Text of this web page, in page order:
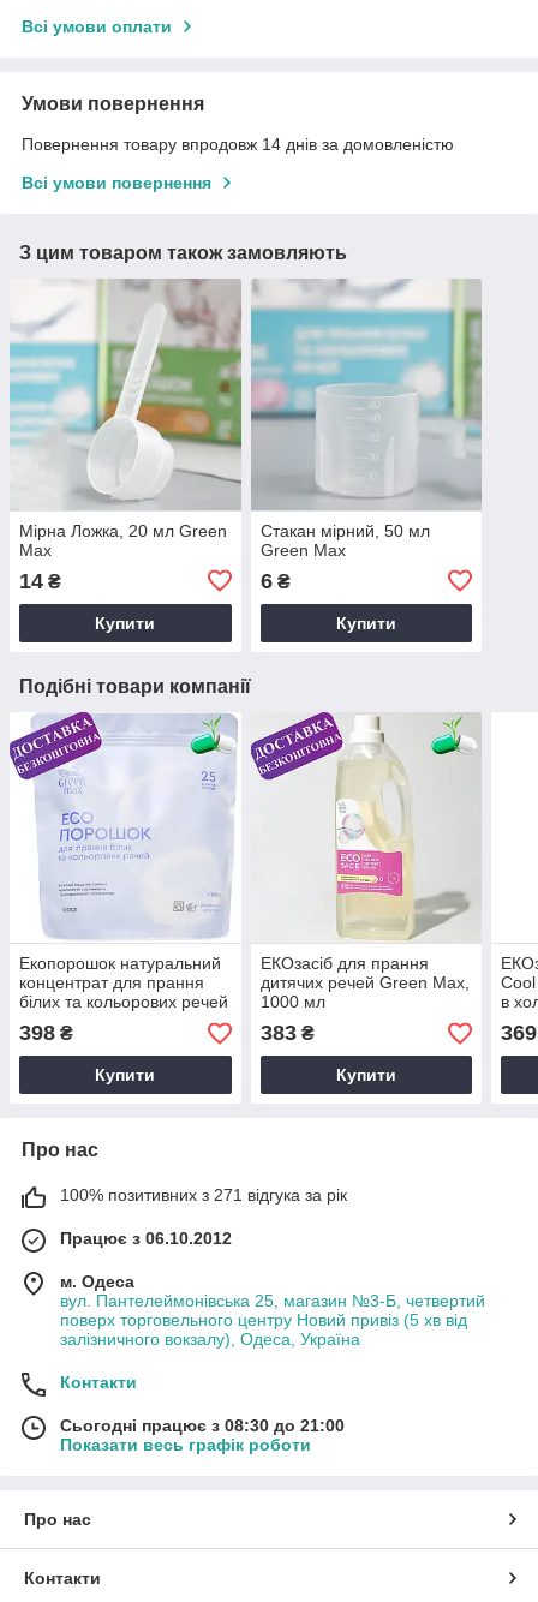
Всі умови оплати
Умови повернення
Повернення товару впродовж 14 днів за домовленістю
Всі умови повернення
З цим товаром також замовляють
Мірна Ложка, 20 мл Green
Max
14 ₴
Купити
Стакан мірний, 50 мл
Green Max
6₴
Купити
Подібні товари компанії
Екопорошок натуральний
концентрат для прання
білих та кольорових речей
398 ₴
Купити
ЕКОзасіб для прання
дитячих речей Green Max,
1000 мл
383₴
Купити
Сool
в
369
Про нас
100% позитивних з 271 відгука за рік
Працює з 06.10.2012
м. Одеса
вул. Пантелеймонівська 25, магазин №3-Б, четвертий
поверх торговельного центру Новий привіз (5 хв від
залізничного вокзалу), Одеса, Україна
Контакти
Сьогодні працює з 08:30 до 21:00
Показати весь графік роботи
Про нас
Контакти